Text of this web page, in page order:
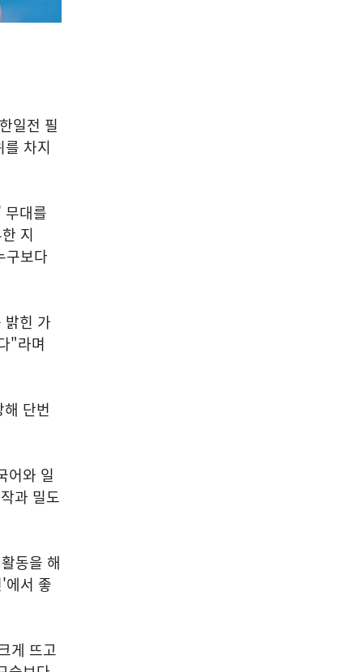
일전 필
차지
대를
지
구보다
힌 가
"라며
단번
어와 일
과 밀도
동을 해
에서 좋
게 뜨고